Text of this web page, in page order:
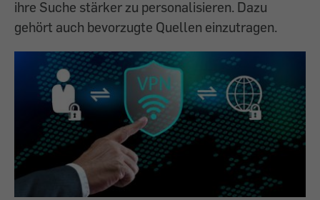
ihre Suche stärker zu personalisieren. Dazu
gehört auch bevorzugte Quellen einzutragen.